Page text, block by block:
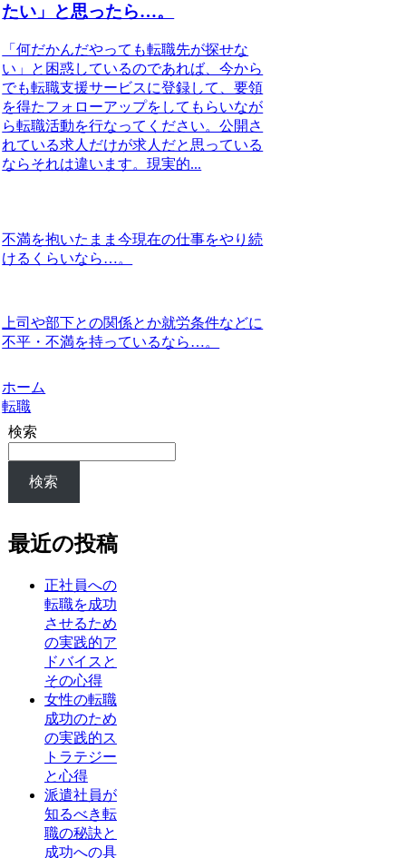
たい」と思ったら…。
「何だかんだやっても転職先が探せな
い」と困惑しているのであれば、今から
でも転職支援サービスに登録して、要領
を得たフォローアップをしてもらいなが
ら転職活動を行なってください。公開さ
れている求人だけが求人だと思っている
ならそれは違います。現実的...
不満を抱いたまま今現在の仕事をやり続
けるくらいなら…。
上司や部下との関係とか就労条件などに
不平・不満を持っているなら…。
ホーム
転職
検索
検索
最近の投稿
正社員への
転職を成功
させるため
の実践的ア
ドバイスと
その心得
女性の転職
成功のため
の実践的ス
トラテジー
と心得
派遣社員が
知るべき転
職の秘訣と
成功への具